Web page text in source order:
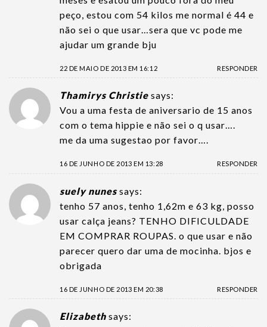
peço, estou com 54 kilos me normal é 44 e
não sei o que usar…sera que vc pode me
ajudar um grande bju
22 DE MAIO DE 2013 EM 16:12 RESPONDER
Thamirys Christie says:
Vou a uma festa de aniversario de 15 anos
com o tema hippie e não sei o q usar….
me da uma sugestao por favor….
16 DE JUNHO DE 2013 EM 13:28 RESPONDER
suely nunes says:
tenho 57 anos, tenho 1,62m e 63 kg, posso
usar calça jeans? TENHO DIFICULDADE
EM COMPRAR ROUPAS. o que usar e não
parecer quero dar uma de mocinha. bjos e
obrigada
16 DE JUNHO DE 2013 EM 20:38 RESPONDER
Elizabeth says: